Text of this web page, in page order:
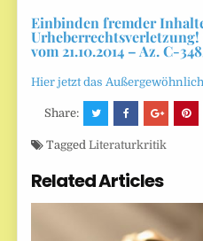
Einbinden fremder
Urheberrechtsverletzung!
vom 21.10.2014 – Az. C-
Hier jetzt das
Share:
TaggedLiteraturkritik
Related Articles